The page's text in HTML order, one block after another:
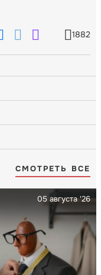
1882
СМОТРЕТЬ ВСЕ
05 августа '26